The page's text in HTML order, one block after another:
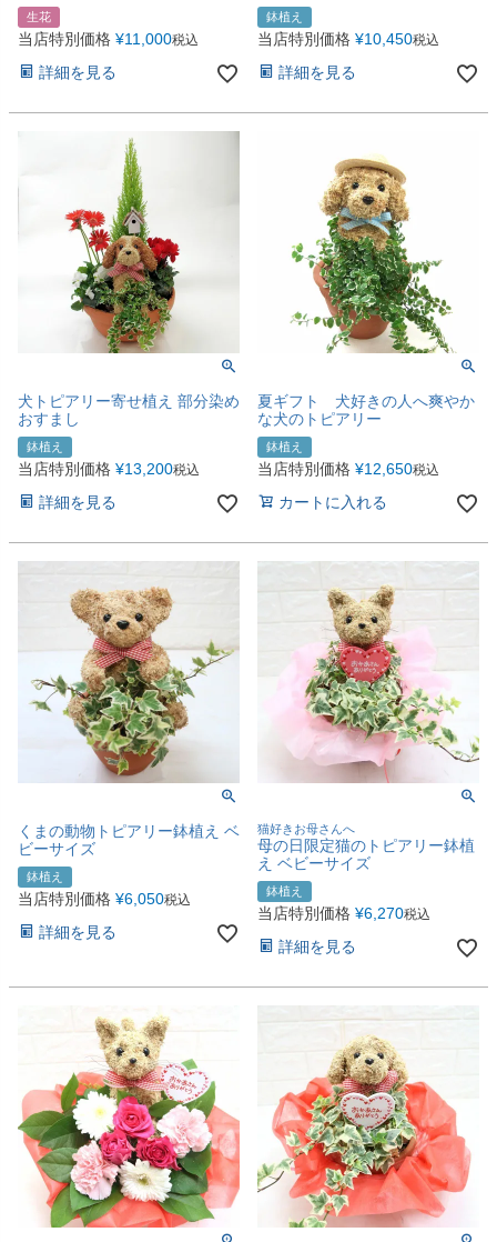
生花
当店特別価格 ¥11,000税込
詳細を見る
鉢植え
当店特別価格 ¥10,450税込
詳細を見る
犬トピアリー寄せ植え 部分染め
おすまし
鉢植え
当店特別価格 ¥13,200税込
詳細を見る
夏ギフト 犬好きの人へ爽やか
な犬のトピアリー
鉢植え
当店特別価格 ¥12,650税込
カートに入れる
くまの動物トピアリー鉢植え ベ
ビーサイズ
鉢植え
当店特別価格 ¥6,050税込
詳細を見る
猫好きお母さんへ
母の日限定猫のトピアリー鉢植
え ベビーサイズ
鉢植え
当店特別価格 ¥6,270税込
詳細を見る